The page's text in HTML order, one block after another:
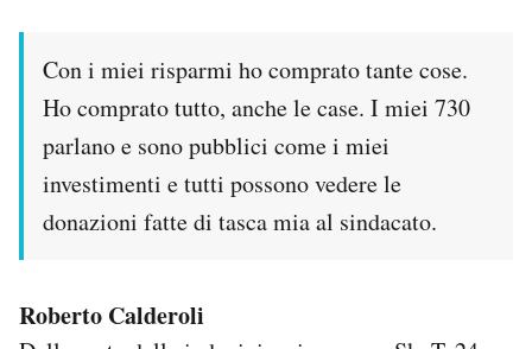
Con i miei risparmi ho comprato tante cose.
Ho comprato tutto, anche le case. I miei 730
parlano e sono pubblici come i miei
investimenti e tutti possono vedere le
donazioni fatte di tasca mia al sindacato.
Roberto Calderoli